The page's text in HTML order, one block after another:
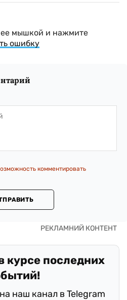
мышкой и нажмите
ошибку
комментировать
курсе последних
наш канал в Telegram